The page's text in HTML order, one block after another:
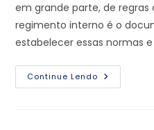
em grande parte, de regras
regimento interno é o
estabelecer essas normas
Continue Lendo